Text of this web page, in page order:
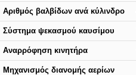
Αριθμός βαλβίδων ανά κύλινδρο
Σύστημα ψεκασμού καυσίμου
Αναρρόφηση κινητήρα
Μηχανισμός διανομής αερίων